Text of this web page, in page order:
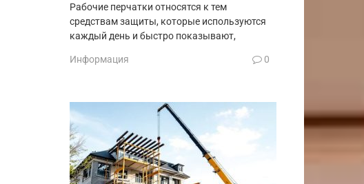
Рабочие перчатки относятся к тем
средствам защиты, которые используются
каждый день и быстро показывают,
Информация 0